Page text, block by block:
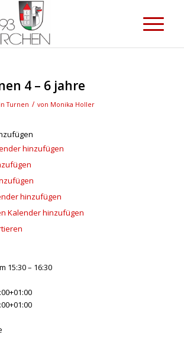
4 – 6 jahre
inTurnen / von Monika Holler
hinzufügen
hinzufügen
Kalender hinzufügen
15:30 – 16:30